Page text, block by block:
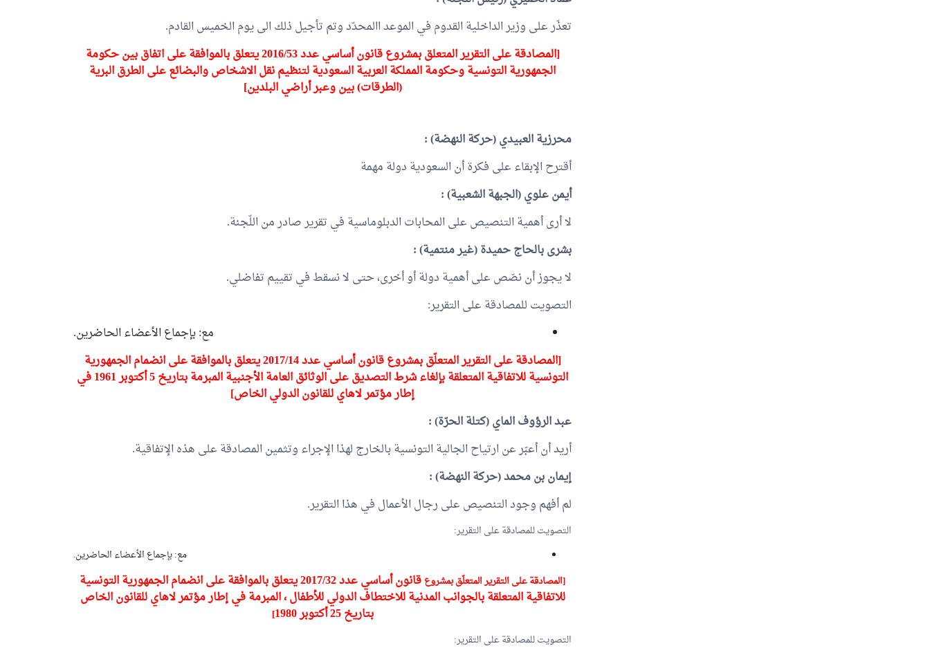
تعذّر على وزير الداخلية القدوم في الموعد االمحدّد وتم تأجيل ذلك الى يوم الخميس القادم.
[المصادقة على التقرير المتعلق بمشروع قانون أساسي عدد 2016/53 يتعلق بالموافقة على اتفاق بين حكومة
الجمهورية التونسية وحكومة المملكة العربية السعودية لتنظيم نقل الاشخاص والبضائع على الطرق البرية
(الطرقات) بين وعبر أراضي البلدين]
محرزية العبيدي(حركة النهضة) :
أقترح الإبقاء على فكرة أن السعودية دولة مهمة
أيمن علوي(الجبهة الشعبية) :
لا أرى أهمية التنصيص على المحابات الدبلوماسية في تقرير صادر من اللّجنة.
بشرى بالحاج حميدة(غير منتمية) :
لا يجوز أن نصّص على أهمية دولة أو أخرى، حتى لا نسقط في تقييم تفاضلي.
التصويت للمصادقة على التقرير:
مع: بإجماع الأعضاء الحاضرين.
[المصادقة على التقرير المتعلّق بمشروع قانون أساسي عدد 2017/14 يتعلق بالموافقة على انضمام الجمهورية
التونسية للاتفاقية المتعلقة بإلغاء شرط التصديق على الوثائق العامة الأجنبية المبرمة بتاريخ 5 أكتوبر 1961 في
إطار مؤتمر لاهاي للقانون الدولي الخاص]
عبد الرؤوف الماي(كتلة الحرّة) :
أريد أن أعبّر عن ارتياح الجالية التونسية بالخارج لهذا الإجراء وتثمين المصادقة على هذه الإتفاقية.
إيمان بن محمد(حركة النهضة) :
لم أفهم وجود التنصيص على رجال الأعمال في هذا التقرير.
التصويت للمصادقة على التقرير:
مع: بإجماع الأعضاء الحاضرين.
[المصادقة على التقرير المتعلّق بمشروع
قانون أساسي عدد 2017/32 يتعلق بالموافقة على انضمام الجمهورية التونسية
للاتفاقية المتعلقة بالجوانب المدنية للاختطاف الدولي للأطفال ، المبرمة في إطار مؤتمر لاهاي للقانون الخاص
بتاريخ 25 أكتوبر 1980
]
التصويت للمصادقة على التقرير: